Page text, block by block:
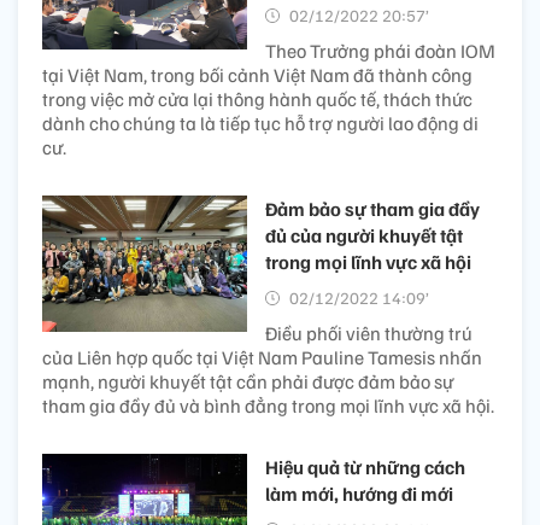
02/12/2022 20:57’
Theo Trưởng phái đoàn IOM
tại Việt Nam, trong bối cảnh Việt Nam đã thành công
trong việc mở cửa lại thông hành quốc tế, thách thức
dành cho chúng ta là tiếp tục hỗ trợ người lao động di
cư.
Đảm bảo sự tham gia đầy
đủ của người khuyết tật
trong mọi lĩnh vực xã hội
02/12/2022 14:09’
Điều phối viên thường trú
của Liên hợp quốc tại Việt Nam Pauline Tamesis nhấn
mạnh, người khuyết tật cần phải được đảm bảo sự
tham gia đầy đủ và bình đẳng trong mọi lĩnh vực xã hội.
Hiệu quả từ những cách
làm mới, hướng đi mới